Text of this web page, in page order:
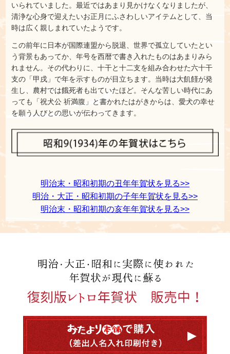
いられていました。最近ではあまり見かけなくなりましたが、
清浄な心身で迎えたいお正月にふさわしいアイテムとして、当
時は広く親しまれていたようです。
この前年に日本が国際連盟から脱退、世界で孤立していたとい
う背景もあってか、年号を西暦で書き入れたものはあまりみら
れません。その代わりに、十干と十二支を組み合わせた六十干
支の「甲戌」で年を示すものが目立ちます。当時は大飢饉が発
生し、農村では餓死者も出ていたほど。そんな苦しい時代にあ
っても「祝犬公 祈満腹」と書かれたはがきからは、愛犬の幸せ
を願う人びとの思いが伝わってきます。
明治末・昭和初期の丑年年賀状を見る>>
明治・大正・昭和初期の子年年賀状を見る>>
明治末・昭和初期の亥年年賀状を見る>>